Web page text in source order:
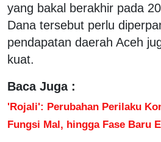
yang bakal berakhir pada
Dana tersebut perlu
pendapatan daerah Aceh
kuat.
Baca Juga :
'Rojali': Perubahan Perilaku
Fungsi Mal, hingga Fase Baru